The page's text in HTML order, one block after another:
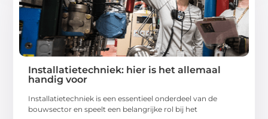
Installatietechniek: hier is het allemaal
handig voor
Installatietechniek is een essentieel onderdeel van de
bouwsector en speelt een belangrijke rol bij het